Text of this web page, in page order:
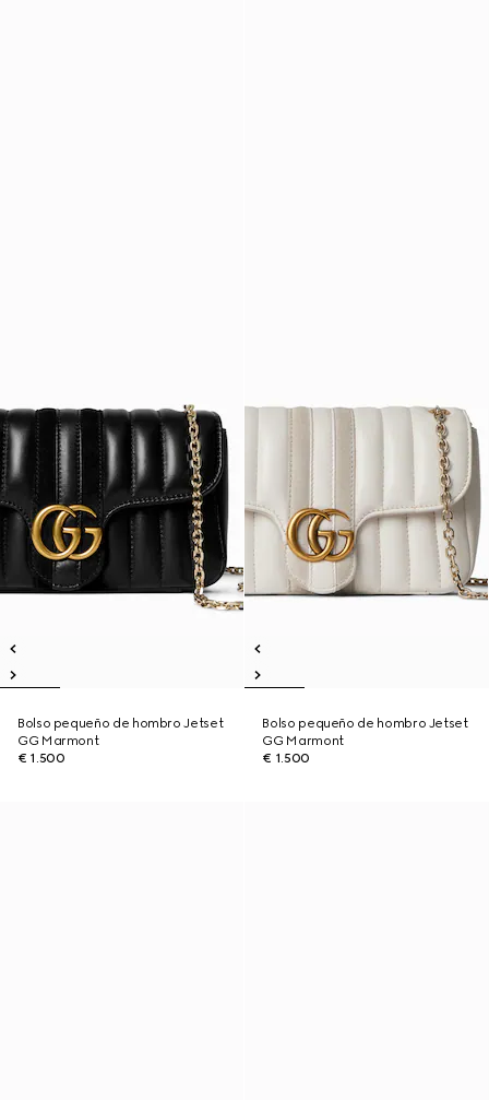
Bolso pequeño de hombro Jetset
GG Marmont
€ 1.500
Bolso pequeño de hombro Jetset
GG Marmont
€ 1.500